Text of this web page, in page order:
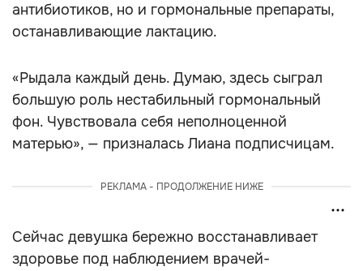
антибиотиков, но и гормональные препараты,
останавливающие лактацию.
«Рыдала каждый день. Думаю, здесь сыграл
большую роль нестабильный гормональный
фон. Чувствовала себя неполноценной
матерью», — призналась Лиана подписчицам.
РЕКЛАМА - ПРОДОЛЖЕНИЕ НИЖЕ
Сейчас девушка бережно восстанавливает
здоровье под наблюдением врачей-